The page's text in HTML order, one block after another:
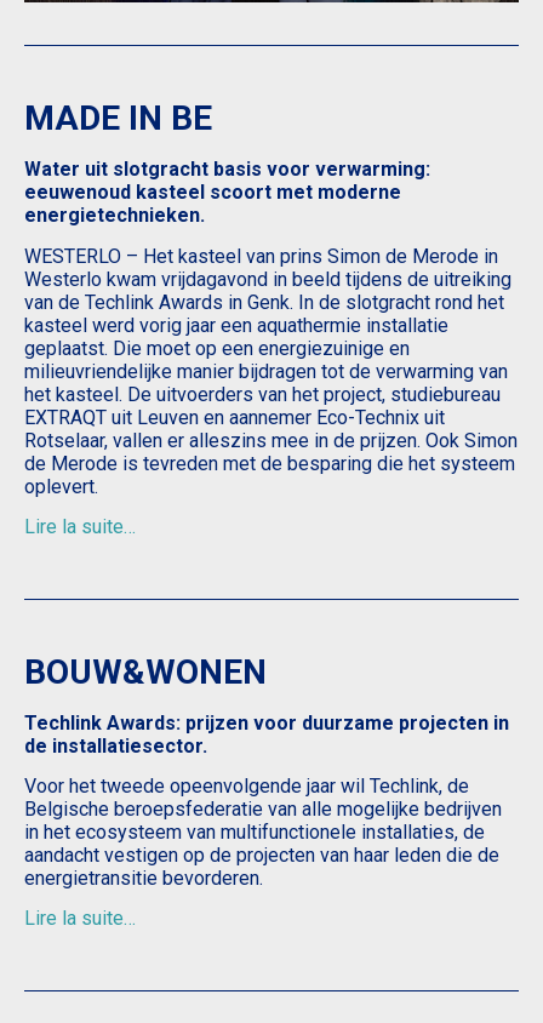
MADE IN BE
Water uit slotgracht basis voor verwarming:
eeuwenoud kasteel scoort met moderne
energietechnieken.
WESTERLO – Het kasteel van prins Simon de Merode in
Westerlo kwam vrijdagavond in beeld tijdens de uitreiking
van de Techlink Awards in Genk. In de slotgracht rond het
kasteel werd vorig jaar een aquathermie installatie
geplaatst. Die moet op een energiezuinige en
milieuvriendelijke manier bijdragen tot de verwarming van
het kasteel. De uitvoerders van het project, studiebureau
EXTRAQT uit Leuven en aannemer Eco-Technix uit
Rotselaar, vallen er alleszins mee in de prijzen. Ook Simon
de Merode is tevreden met de besparing die het systeem
oplevert.
Lire la suite…
BOUW&WONEN
Techlink Awards: prijzen voor duurzame projecten in
de installatiesector.
Voor het tweede opeenvolgende jaar wil Techlink, de
Belgische beroepsfederatie van alle mogelijke bedrijven
in het ecosysteem van multifunctionele installaties, de
aandacht vestigen op de projecten van haar leden die de
energietransitie bevorderen.
Lire la suite…